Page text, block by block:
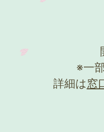
※一
詳細は窓